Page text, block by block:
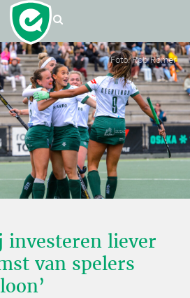
Foto: Rob Römer
investeren liever
van spelers